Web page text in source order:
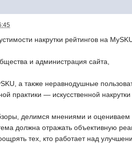
накрутки рейтингов на
и администрация сайта,
а также неравнодушные
практики — искусственной накрутки
делимся мнениями и оцениваем
должна отражать объективную
тех, кто работает над